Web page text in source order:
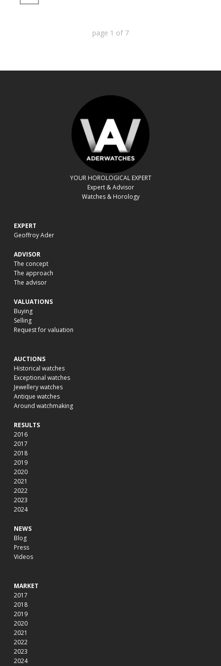
page 1 of 7
YOUR HOROLOGICAL EXPERT
Expert & Advisor
Watches & Horology
EXPERT
Geoffroy Ader
ADVISOR
The concept
The approach
The advisor
VALUATIONS
Buying
Selling
Request for valuation
AUCTIONS
Historical watches
Exceptional watches
Jewellery watches
Antique watches
Around watchmaking
RESULTS
2016
2017
2018
2019
2020
2021
2022
2023
2024
NEWS
Blog
Press
Videos
MARKET
2017
2018
2019
2020
2021
2022
2023
2024